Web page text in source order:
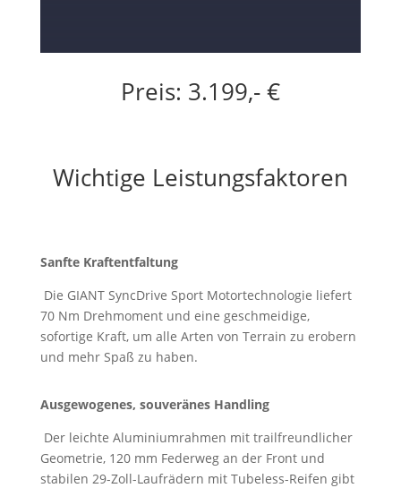
Preis: 3.199,- €
Wichtige Leistungsfaktoren
Sanfte Kraftentfaltung
Die GIANT SyncDrive Sport Motortechnologie liefert
70 Nm Drehmoment und eine geschmeidige,
sofortige Kraft, um alle Arten von Terrain zu erobern
und mehr Spaß zu haben.
Ausgewogenes, souveränes Handling
Der leichte Aluminiumrahmen mit trailfreundlicher
Geometrie, 120 mm Federweg an der Front und
stabilen 29-Zoll-Laufrädern mit Tubeless-Reifen gibt